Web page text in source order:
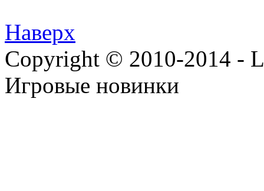
Наверх
Copyright © 2010-2014 -
Игровые новинки